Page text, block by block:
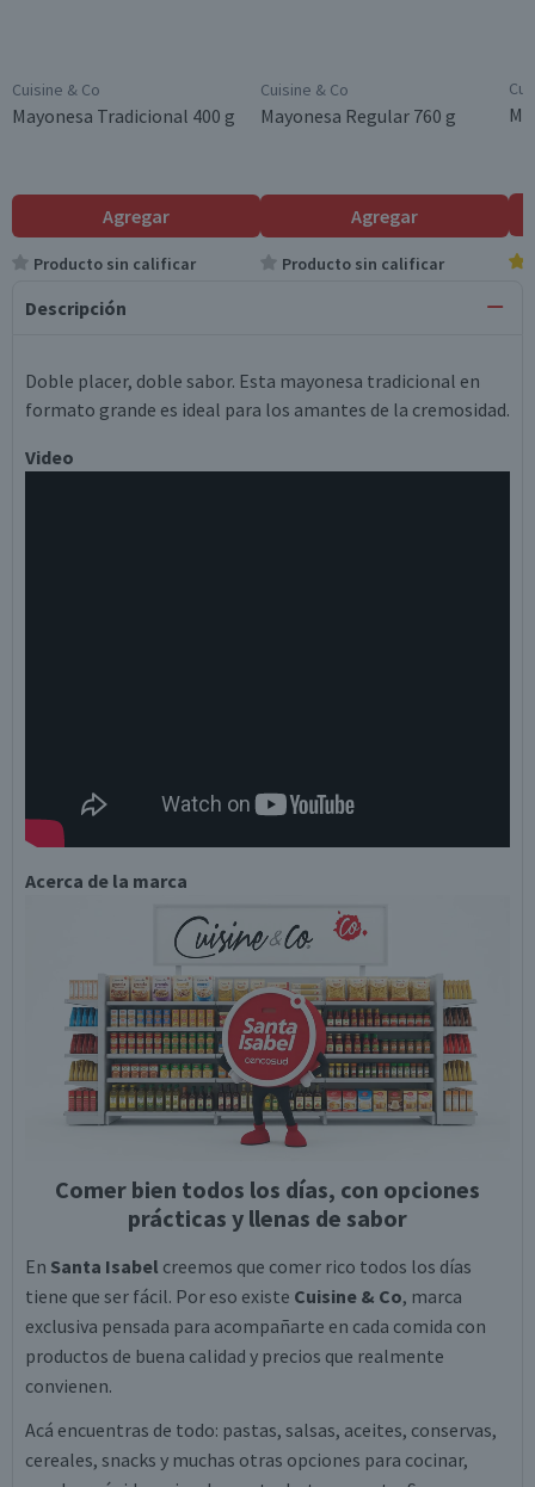
Cuisine & Co
Mayonesa Tradicional 400 g
Agregar
Producto sin calificar
Cuisine & Co
Mayonesa Regular 760 g
Agregar
Producto sin calificar
Descripción
Doble placer, doble sabor. Esta mayonesa tradicional en
formato grande es ideal para los amantes de la cremosidad.
Video
Acerca de la marca
Comer bien todos los días, con opciones
prácticas y llenas de sabor
En Santa Isabel creemos que comer rico todos los días
tiene que ser fácil. Por eso existe Cuisine & Co, marca
exclusiva pensada para acompañarte en cada comida con
productos de buena calidad y precios que realmente
convienen.
Acá encuentras de todo: pastas, salsas, aceites, conservas,
cereales, snacks y muchas otras opciones para cocinar,